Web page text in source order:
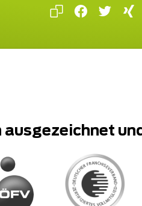
ausgezeichnet